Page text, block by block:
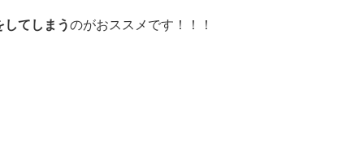
てしまうのがおススメです！！！